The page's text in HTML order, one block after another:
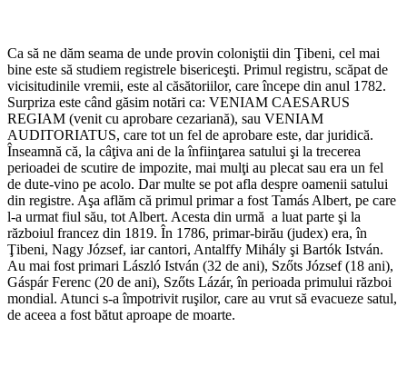
Ca să ne dăm seama de unde provin coloniştii din Ţibeni, cel mai
bine este să studiem registrele bisericeşti. Primul registru, scăpat de
vicisitudinile vremii, este al căsătoriilor, care începe din anul 1782.
Surpriza este când găsim notări ca: VENIAM CAESARUS
REGIAM (venit cu aprobare cezariană), sau VENIAM
AUDITORIATUS, care tot un fel de aprobare este, dar juridică.
Înseamnă că, la câţiva ani de la înfiinţarea satului şi la trecerea
perioadei de scutire de impozite, mai mulţi au plecat sau era un fel
de dute-vino pe acolo. Dar multe se pot afla despre oamenii satului
din registre. Aşa aflăm că primul primar a fost Tamás Albert, pe care
l-a urmat fiul său, tot Albert. Acesta din urmă a luat parte şi la
războiul francez din 1819. În 1786, primar-birău (judex) era, în
Ţibeni, Nagy József, iar cantori, Antalffy Mihály şi Bartók István.
Au mai fost primari László István (32 de ani), Szőts József (18 ani),
Gáspár Ferenc (20 de ani), Szőts Lázár, în perioada primului război
mondial. Atunci s-a împotrivit ruşilor, care au vrut să evacueze satul,
de aceea a fost bătut aproape de moarte.